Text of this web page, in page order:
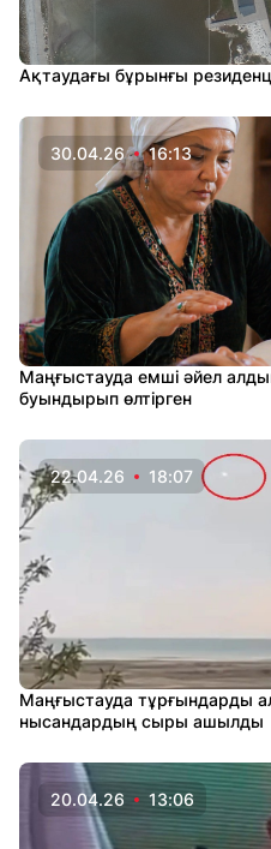
Ақтаудағы бұрынғы
30.04.26 16:13
Маңғыстауда емші әйел
буындырып өлтірген
22.04.26 18:07
Маңғыстауда тұрғындарды
нысандардың сыры ашылды
20.04.26 13:06